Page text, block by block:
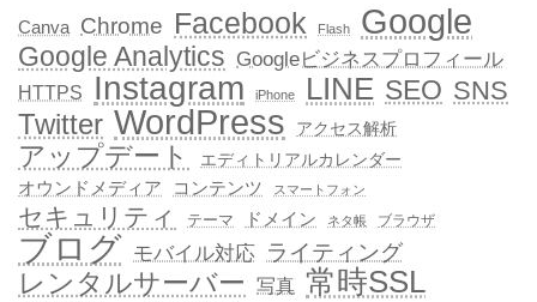
Canva Chrome Facebook Flash Google
Google Analytics Googleビジネスプロフィール
HTTPS Instagram iPhone LINE SEO SNS
Twitter WordPress アクセス解析
アップデート エディトリアルカレンダー
オウンドメディア コンテンツ スマートフォン
セキュリティ テーマ ドメイン ネタ帳 ブラウザ
ブログ モバイル対応 ライティング
レンタルサーバー 写真 常時SSL